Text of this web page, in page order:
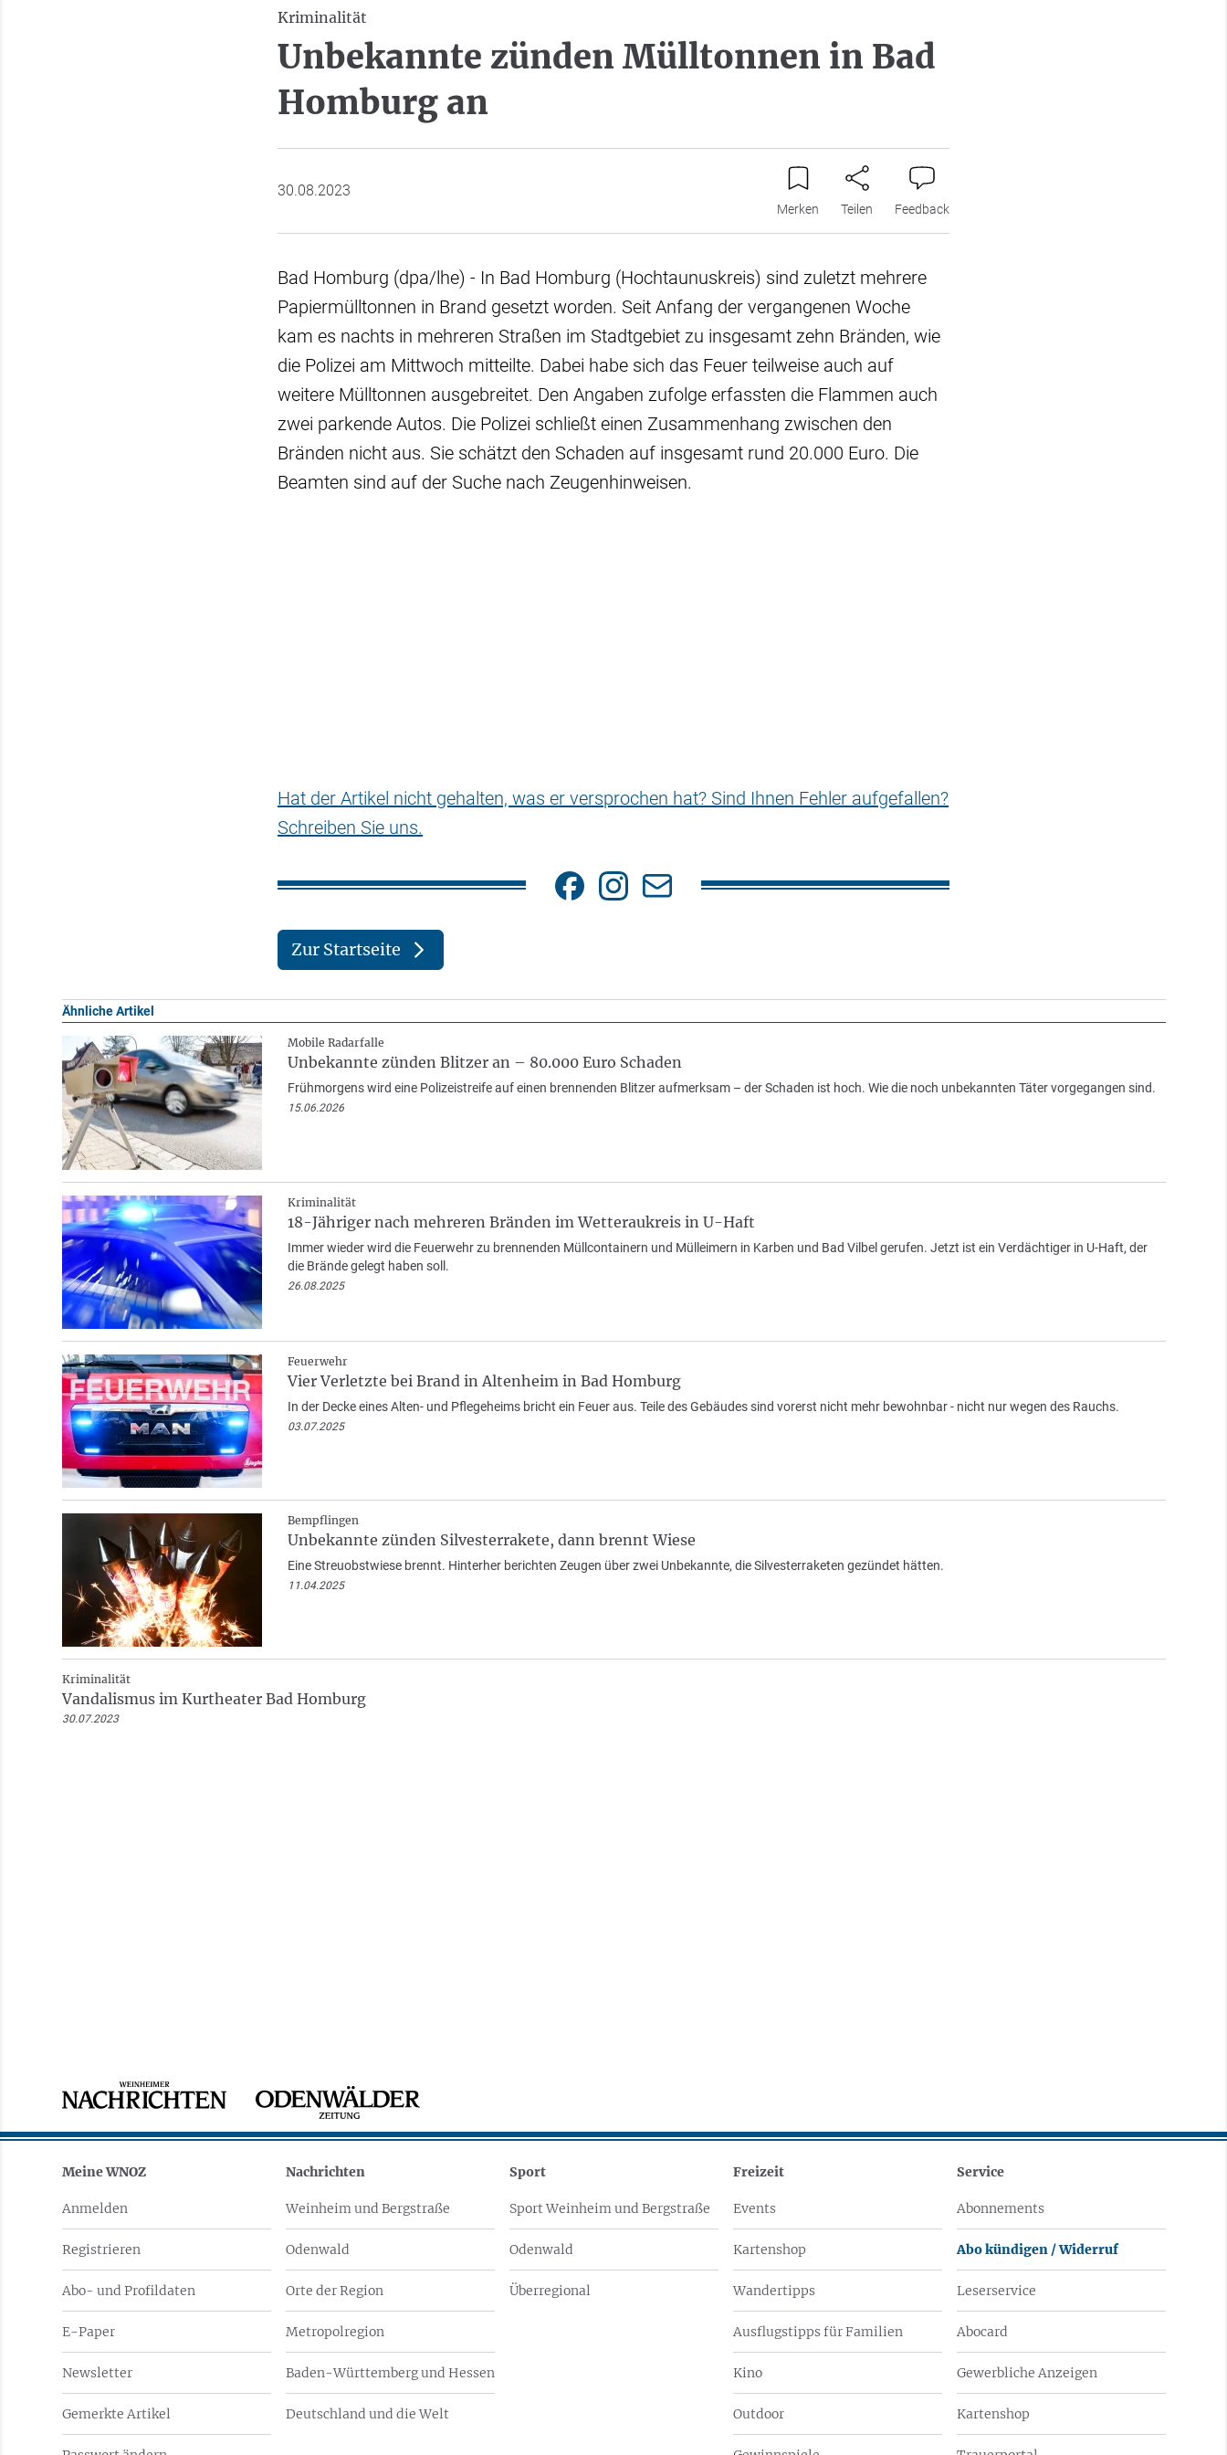
Kriminalität
Unbekannte zünden Mülltonnen in Bad
Homburg an
30.08.2023
Merken Teilen Feedback
Bad Homburg (dpa/lhe) - In Bad Homburg (Hochtaunuskreis) sind zuletzt mehrere
Papiermülltonnen in Brand gesetzt worden. Seit Anfang der vergangenen Woche
kam es nachts in mehreren Straßen im Stadtgebiet zu insgesamt zehn Bränden, wie
die Polizei am Mittwoch mitteilte. Dabei habe sich das Feuer teilweise auch auf
weitere Mülltonnen ausgebreitet. Den Angaben zufolge erfassten die Flammen auch
zwei parkende Autos. Die Polizei schließt einen Zusammenhang zwischen den
Bränden nicht aus. Sie schätzt den Schaden auf insgesamt rund 20.000 Euro. Die
Beamten sind auf der Suche nach Zeugenhinweisen.
Hat der Artikel nicht gehalten, was er versprochen hat? Sind Ihnen Fehler aufgefallen?
Schreiben Sie uns.
Zur Startseite
Ähnliche Artikel
Mobile Radarfalle
Unbekannte zünden Blitzer an – 80.000 Euro Schaden
Frühmorgens wird eine Polizeistreife auf einen brennenden Blitzer aufmerksam – der Schaden ist hoch. Wie die noch unbekannten Täter vorgegangen sind.
15.06.2026
Kriminalität
18-Jähriger nach mehreren Bränden im Wetteraukreis in U-Haft
Immer wieder wird die Feuerwehr zu brennenden Müllcontainern und Mülleimern in Karben und Bad Vilbel gerufen. Jetzt ist ein Verdächtiger in U-Haft, der
die Brände gelegt haben soll.
26.08.2025
Feuerwehr
Vier Verletzte bei Brand in Altenheim in Bad Homburg
In der Decke eines Alten- und Pflegeheims bricht ein Feuer aus. Teile des Gebäudes sind vorerst nicht mehr bewohnbar - nicht nur wegen des Rauchs.
03.07.2025
Bempflingen
Unbekannte zünden Silvesterrakete, dann brennt Wiese
Eine Streuobstwiese brennt. Hinterher berichten Zeugen über zwei Unbekannte, die Silvesterraketen gezündet hätten.
11.04.2025
Kriminalität
Vandalismus im Kurtheater Bad Homburg
30.07.2023
Meine WNOZ
Anmelden
Registrieren
Abo- und Profildaten
E-Paper
Newsletter
Gemerkte Artikel
Nachrichten
Weinheim und Bergstraße
Odenwald
Orte der Region
Metropolregion
Baden-Württemberg und Hessen
Deutschland und die Welt
Sport
Sport Weinheim und Bergstraße
Odenwald
Überregional
Freizeit
Events
Kartenshop
Wandertipps
Ausflugstipps für Familien
Kino
Outdoor
Service
Abonnements
Abo kündigen / Widerruf
Leserservice
Abocard
Gewerbliche Anzeigen
Kartenshop